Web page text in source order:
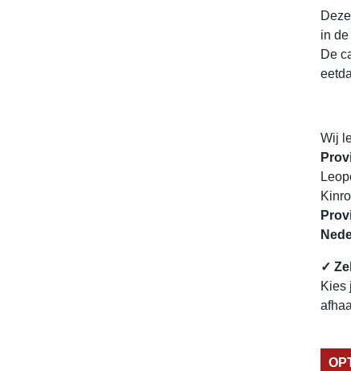
Deze
in
De
Wij
✓
Kies